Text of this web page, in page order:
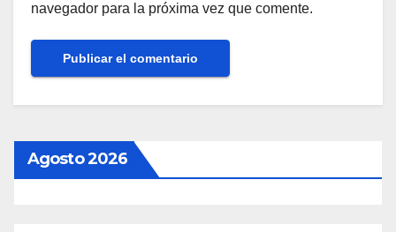
navegador para la próxima vez que comente.
Agosto 2026